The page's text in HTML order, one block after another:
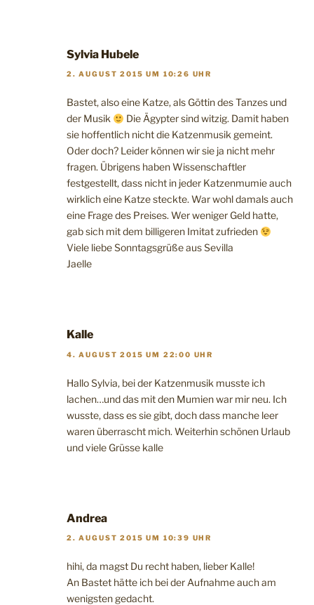
Sylvia Hubele
2. AUGUST 2015 UM 10:26 UHR
Bastet, also eine Katze, als Göttin des Tanzes und
der Musik
Die Ägypter sind witzig. Damit haben
sie hoffentlich nicht die Katzenmusik gemeint.
Oder doch? Leider können wir sie ja nicht mehr
fragen. Übrigens haben Wissenschaftler
festgestellt, dass nicht in jeder Katzenmumie auch
wirklich eine Katze steckte. War wohl damals auch
eine Frage des Preises. Wer weniger Geld hatte,
gab sich mit dem billigeren Imitat zufrieden
Viele liebe Sonntagsgrüße aus Sevilla
Jaelle
Kalle
4. AUGUST 2015 UM 22:00 UHR
Hallo Sylvia, bei der Katzenmusik musste ich
lachen…und das mit den Mumien war mir neu. Ich
wusste, dass es sie gibt, doch dass manche leer
waren überrascht mich. Weiterhin schönen Urlaub
und viele Grüsse kalle
Andrea
2. AUGUST 2015 UM 10:39 UHR
hihi, da magst Du recht haben, lieber Kalle!
An Bastet hätte ich bei der Aufnahme auch am
wenigsten gedacht.